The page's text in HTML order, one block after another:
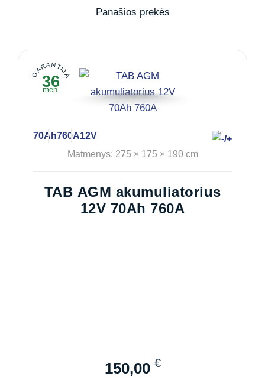
Panašios prekės
GARANTIJA
36
mėn.
70Ah760A12V
Matmenys: 275 × 175 × 190 cm
TAB AGM akumuliatorius
12V 70Ah 760A
150,00 €